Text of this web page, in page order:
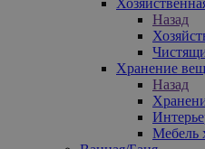
Назад
Хранение
Назад
Мебель